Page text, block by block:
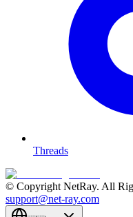
Threads
© Copyright NetRay. All
support@net-ray.com